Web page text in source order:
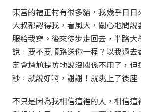
東莒的福正村有很多貓，我幾乎日日
大叔都認得我，看風大，關心地問
服給我穿。後來徒步走回去，半路大
說，要不要順路送你一程？以我過去
定會尷尬提防地說沒關係不用了，但
秒，就說好啊，謝謝！就跳上了後座
不只是因為我相信這裡的人，相信這